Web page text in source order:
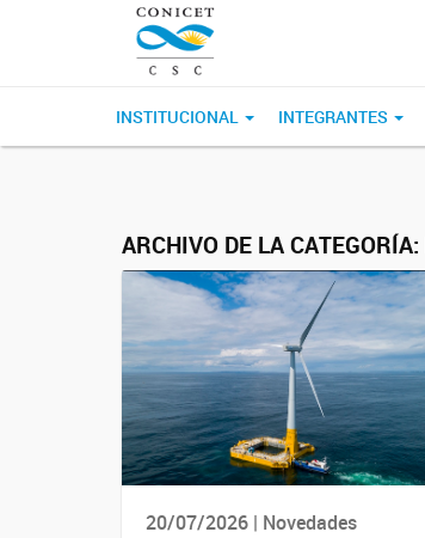
INSTITUCIONAL INTEGRANTES
ARCHIVO DE LA CATEGORÍA:
20/07/2026 | Novedades